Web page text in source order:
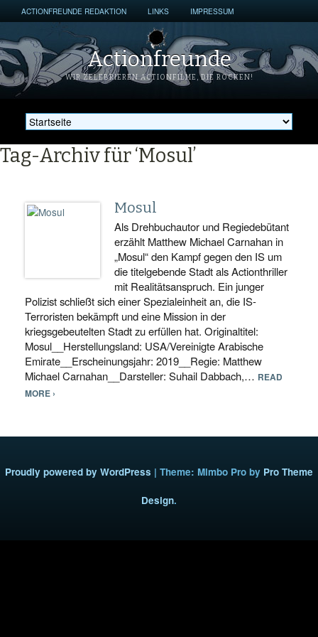
ACTIONFREUNDE REDAKTION LINKS IMPRESSUM
Actionfreunde
WIR ZELEBRIEREN ACTIONFILME, DIE ROCKEN!
Tag-Archiv für ‘Mosul’
Mosul
Als Drehbuchautor und Regiedebütant
erzählt Matthew Michael Carnahan in
„Mosul“ den Kampf gegen den IS um
die titelgebende Stadt als Actionthriller
mit Realitätsanspruch. Ein junger
Polizist schließt sich einer Spezialeinheit an, die IS-
Terroristen bekämpft und eine Mission in der
kriegsgebeutelten Stadt zu erfüllen hat. Originaltitel:
Mosul__Herstellungsland: USA/Vereinigte Arabische
Emirate__Erscheinungsjahr: 2019__Regie: Matthew
Michael Carnahan__Darsteller: Suhail Dabbach,… READ
MORE ›
Proudly powered by WordPress | Theme: Mimbo Pro by Pro Theme
Design.